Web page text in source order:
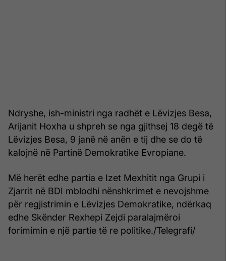
Ndryshe, ish-ministri nga radhët e Lëvizjes Besa,
Arijanit Hoxha u shpreh se nga gjithsej 18 degë të
Lëvizjes Besa, 9 janë në anën e tij dhe se do të
kalojnë në Partinë Demokratike Evropiane.
Më herët edhe partia e Izet Mexhitit nga Grupi i
Zjarrit në BDI mblodhi nënshkrimet e nevojshme
për regjistrimin e Lëvizjes Demokratike, ndërkaq
edhe Skënder Rexhepi Zejdi paralajmëroi
forimimin e një partie të re politike./Telegrafi/